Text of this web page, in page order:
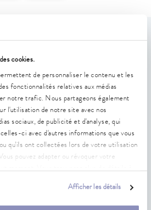
cookies.
de personnaliser le contenu et les
fonctionnalités relatives aux médias
notre trafic. Nous partageons également
l'utilisation de notre site avec nos
sociaux, de publicité et d'analyse, qui
ci avec d'autres informations que vous
qu'ils ont collectées lors de votre utilisation
pouvez adapter ou révoquer votre
Afficher les détails
température ou les performances des
fonctions dépend du thermorégulateur
de signal, deux sorties de signal
correspondante EQS 057 (non
les thermorégulateurs LAUDA actuels